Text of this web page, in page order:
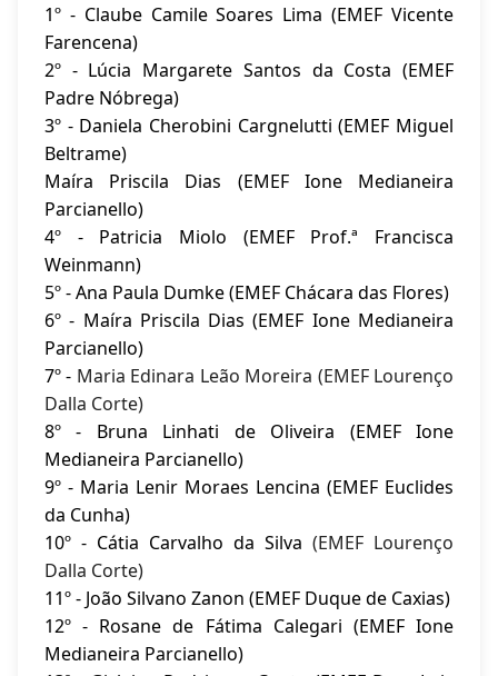
1º - Claube Camile Soares Lima (EMEF Vicente
Farencena)
2º - Lúcia Margarete Santos da Costa (EMEF
Padre Nóbrega)
3º - Daniela Cherobini Cargnelutti (EMEF Miguel
Beltrame)
Maíra Priscila Dias (EMEF Ione Medianeira
Parcianello)
4º - Patricia Miolo (EMEF Prof.ª Francisca
Weinmann)
5º - Ana Paula Dumke (EMEF Chácara das Flores)
6º - Maíra Priscila Dias (EMEF Ione Medianeira
Parcianello)
7º - Maria Edinara Leão Moreira (EMEF Lourenço
Dalla Corte)
8º - Bruna Linhati de Oliveira (EMEF Ione
Medianeira Parcianello)
9º - Maria Lenir Moraes Lencina (EMEF Euclides
da Cunha)
10º - Cátia Carvalho da Silva (EMEF Lourenço
Dalla Corte)
11º - João Silvano Zanon (EMEF Duque de Caxias)
12º - Rosane de Fátima Calegari (EMEF Ione
Medianeira Parcianello)